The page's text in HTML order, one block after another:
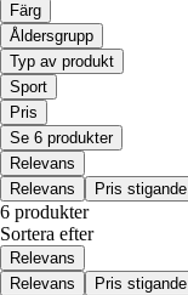
Färg
Åldersgrupp
Typ av produkt
Sport
Pris
Se 6 produkter
Relevans
Relevans
Pris stigande
6 produkter
Sortera efter
Relevans
Relevans
Pris stigande